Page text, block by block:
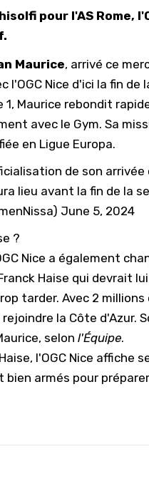
pour l'AS Rome,
Maurice, arrivé ce
l'OGC Nice d'ici la fin de
1, Maurice rebondit
avec le Gym. Sa
en Ligue Europa.
de son
lieu avant la fin de la
June 5, 2024
?
Nice a également
Haise qui devrait
tarder. Avec 2
la Côte d'Azur.
selon l'Équipe.
l'OGC Nice affiche
bien armés pour